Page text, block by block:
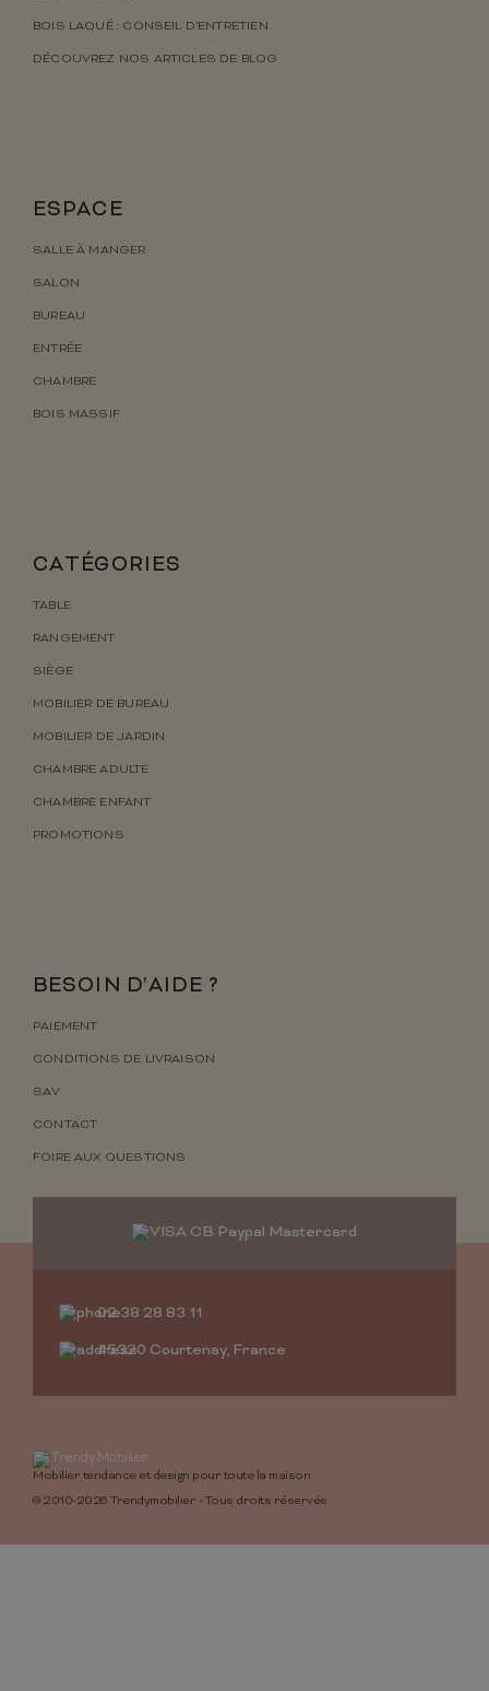
BOIS LAQUÉ : CONSEIL D’ENTRETIEN
DÉCOUVREZ NOS ARTICLES DE BLOG
ESPACE
SALLE À MANGER
SALON
BUREAU
ENTRÉE
CHAMBRE
BOIS MASSIF
CATÉGORIES
TABLE
RANGEMENT
SIÈGE
MOBILIER DE BUREAU
MOBILIER DE JARDIN
CHAMBRE ADULTE
CHAMBRE ENFANT
PROMOTIONS
BESOIN D’AIDE ?
PAIEMENT
CONDITIONS DE LIVRAISON
SAV
CONTACT
FOIRE AUX QUESTIONS
02 38 28 83 11
45320 Courtenay, France
Mobilier tendance et design pour toute la maison
© 2010-2026 Trendymobilier - Tous droits réservés